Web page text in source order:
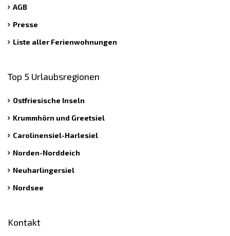
AGB
Presse
Liste aller Ferienwohnungen
Top 5 Urlaubsregionen
Ostfriesische Inseln
Krummhörn und Greetsiel
Carolinensiel-Harlesiel
Norden-Norddeich
Neuharlingersiel
Nordsee
Kontakt